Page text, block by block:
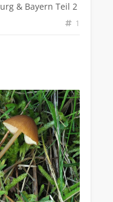
& Bayern Teil 2
1